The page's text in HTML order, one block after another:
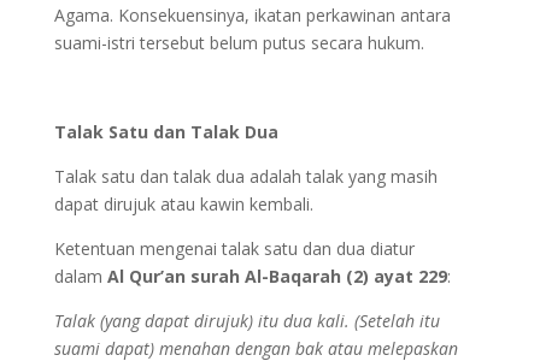
Agama. Konsekuensinya, ikatan perkawinan antara
suami-istri tersebut belum putus secara hukum.
Talak Satu dan Talak Dua
Talak satu dan talak dua adalah talak yang masih
dapat dirujuk atau kawin kembali.
Ketentuan mengenai talak satu dan dua diatur
dalam Al Qur’an surah Al-Baqarah (2) ayat 229:
Talak (yang dapat dirujuk) itu dua kali. (Setelah itu
suami dapat) menahan dengan bak atau melepaskan